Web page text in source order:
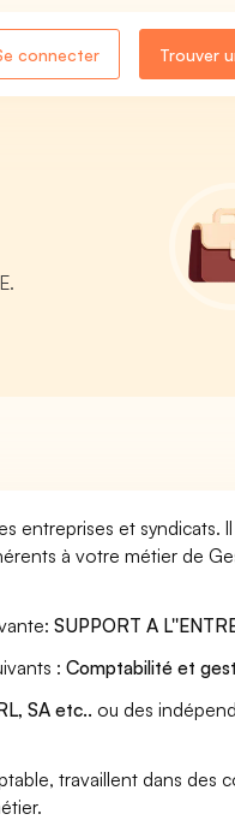
connecter Trouver
entreprises et syndicats.
à votre métier de
SUPPORT A
:Comptabilité et
SA etc.. ou des
travaillent dans des